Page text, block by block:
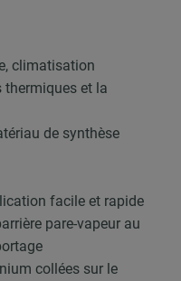
climatisation
thermiques et la
de synthèse
facile et rapide
pare-vapeur au
collées sur le